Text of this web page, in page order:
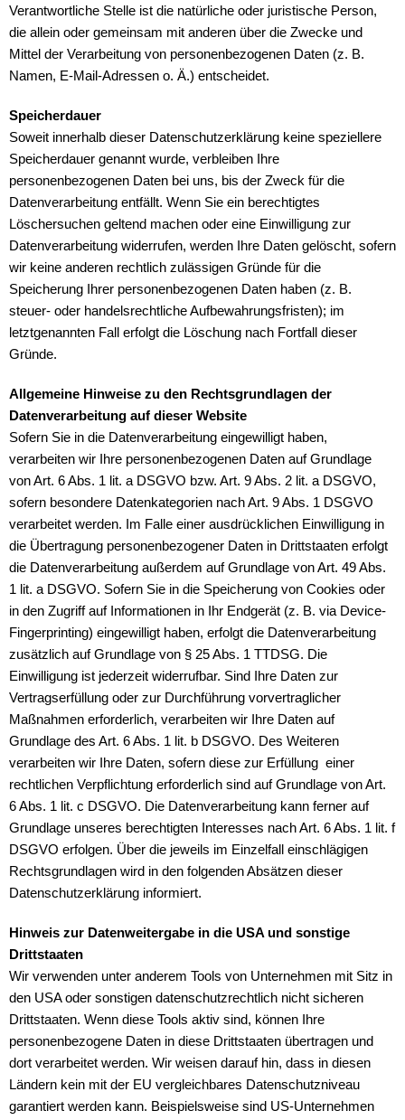
Verantwortliche Stelle ist die natürliche oder juristische Person,
die allein oder gemeinsam mit anderen über die Zwecke und
Mittel der Verarbeitung von personenbezogenen Daten (z. B.
Namen, E-Mail-Adressen o. Ä.) entscheidet.
Speicherdauer
Soweit innerhalb dieser Datenschutzerklärung keine speziellere
Speicherdauer genannt wurde, verbleiben Ihre
personenbezogenen Daten bei uns, bis der Zweck für die
Datenverarbeitung entfällt. Wenn Sie ein berechtigtes
Löschersuchen geltend machen oder eine Einwilligung zur
Datenverarbeitung widerrufen, werden Ihre Daten gelöscht, sofern
wir keine anderen rechtlich zulässigen Gründe für die
Speicherung Ihrer personenbezogenen Daten haben (z. B.
steuer- oder handelsrechtliche Aufbewahrungsfristen); im
letztgenannten Fall erfolgt die Löschung nach Fortfall dieser
Gründe.
Allgemeine Hinweise zu den Rechtsgrundlagen der
Datenverarbeitung auf dieser Website
Sofern Sie in die Datenverarbeitung eingewilligt haben,
verarbeiten wir Ihre personenbezogenen Daten auf Grundlage
von Art. 6 Abs. 1 lit. a DSGVO bzw. Art. 9 Abs. 2 lit. a DSGVO,
sofern besondere Datenkategorien nach Art. 9 Abs. 1 DSGVO
verarbeitet werden. Im Falle einer ausdrücklichen Einwilligung in
die Übertragung personenbezogener Daten in Drittstaaten erfolgt
die Datenverarbeitung außerdem auf Grundlage von Art. 49 Abs.
1 lit. a DSGVO. Sofern Sie in die Speicherung von Cookies oder
in den Zugriff auf Informationen in Ihr Endgerät (z. B. via Device-
Fingerprinting) eingewilligt haben, erfolgt die Datenverarbeitung
zusätzlich auf Grundlage von § 25 Abs. 1 TTDSG. Die
Einwilligung ist jederzeit widerrufbar. Sind Ihre Daten zur
Vertragserfüllung oder zur Durchführung vorvertraglicher
Maßnahmen erforderlich, verarbeiten wir Ihre Daten auf
Grundlage des Art. 6 Abs. 1 lit. b DSGVO. Des Weiteren
verarbeiten wir Ihre Daten, sofern diese zur Erfüllung einer
rechtlichen Verpflichtung erforderlich sind auf Grundlage von Art.
6 Abs. 1 lit. c DSGVO. Die Datenverarbeitung kann ferner auf
Grundlage unseres berechtigten Interesses nach Art. 6 Abs. 1 lit. f
DSGVO erfolgen. Über die jeweils im Einzelfall einschlägigen
Rechtsgrundlagen wird in den folgenden Absätzen dieser
Datenschutzerklärung informiert.
Hinweis zur Datenweitergabe in die USA und sonstige
Drittstaaten
Wir verwenden unter anderem Tools von Unternehmen mit Sitz in
den USA oder sonstigen datenschutzrechtlich nicht sicheren
Drittstaaten. Wenn diese Tools aktiv sind, können Ihre
personenbezogene Daten in diese Drittstaaten übertragen und
dort verarbeitet werden. Wir weisen darauf hin, dass in diesen
Ländern kein mit der EU vergleichbares Datenschutzniveau
garantiert werden kann. Beispielsweise sind US-Unternehmen